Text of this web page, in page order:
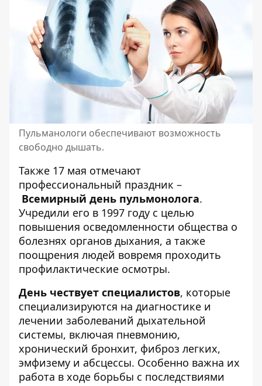
Пульманологи обеспечивают возможность
свободно дышать.
Также 17 мая отмечают
профессиональный праздник –
Всемирный день пульмонолога.
Учредили его в 1997 году с целью
повышения осведомленности общества о
болезнях органов дыхания, а также
поощрения людей вовремя проходить
профилактические осмотры.
День чествует специалистов, которые
специализируются на диагностике и
лечении заболеваний дыхательной
системы, включая пневмонию,
хронический бронхит, фиброз легких,
эмфизему и абсцессы. Особенно важна их
работа в ходе борьбы с последствиями